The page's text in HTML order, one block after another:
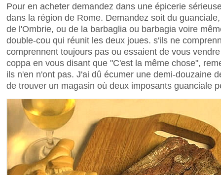
Pour en acheter demandez dans une épicerie
dans la région de Rome. Demandez soit du
de l'Ombrie, ou de la barbaglia ou barbagia voire
double-cou qui réunit les deux joues. s'ils ne
comprennent toujours pas ou essaient de vous
coppa en vous disant que "C'est la même chose",
ils n'en n'ont pas. J'ai dû écumer une demi-douzaine
de trouver un magasin où deux imposants guanciale